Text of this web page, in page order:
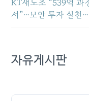
KT새노조 “539억 과
서”…보안 투자 실천…
자유게시판